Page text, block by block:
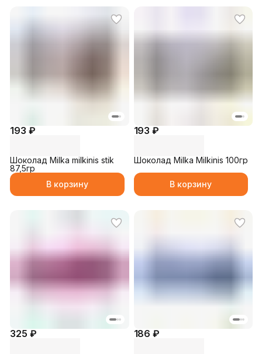
193 ₽
Шоколад Milka milkinis stik
87,5гр
В корзину
193 ₽
Шоколад Milka Milkinis 100гр
В корзину
325 ₽ 186 ₽